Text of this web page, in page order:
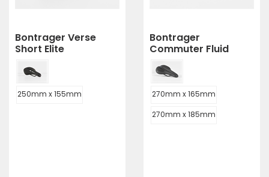
Bontrager Verse
Short Elite
250mm x 155mm
Bontrager
Commuter Fluid
270mm x 165mm
270mm x 185mm